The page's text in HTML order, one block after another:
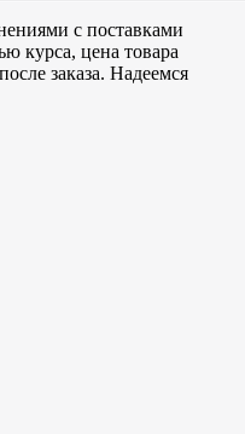
с поставками
курса, цена товара
заказа. Надеемся